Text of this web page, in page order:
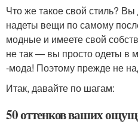
Что же такое свой стиль?
надеты вещи по самому
модные и имеете свой
не так — вы просто одеты
-мода! Поэтому прежде не
Итак, давайте по шагам:
50 оттенков ваших